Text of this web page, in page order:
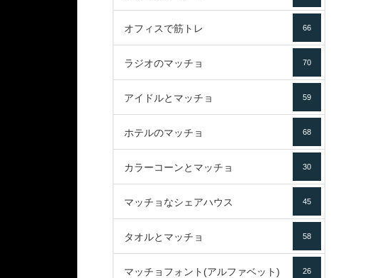
オフィスで筋トレ 66
ラジオのマッチョ 70
アイドルとマッチョ 59
ホテルのマッチョ 68
カラーコーンとマッチョ 30
マッチョなシェアハウス 45
タオルとマッチョ 58
マッチョフォント(アルファベット) 26